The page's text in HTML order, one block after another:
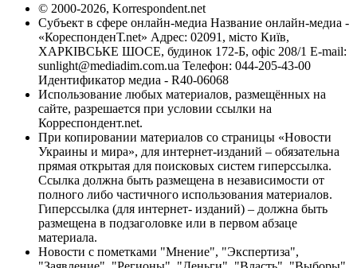
© 2000-2026, Korrespondent.net
Субъект в сфере онлайн-медиа Название онлайн-медиа -
«КореспонденТ.net» Адрес: 02091, місто Київ,
ХАРКІВСЬКЕ ШОСЕ, будинок 172-Б, офіс 208/1 E-mail:
sunlight@mediadim.com.ua Телефон: 044-205-43-00
Идентификатор медиа - R40-06068
Использование любых материалов, размещённых на
сайте, разрешается при условии ссылки на
Корреспондент.net.
При копировании материалов со страницы «Новости
Украины и мира», для интернет-изданий – обязательна
прямая открытая для поисковых систем гиперссылка.
Ссылка должна быть размещена в независимости от
полного либо частичного использования материалов.
Гиперссылка (для интернет- изданий) – должна быть
размещена в подзаголовке или в первом абзаце
материала.
Новости с пометками "Мнение", "Экспертиза",